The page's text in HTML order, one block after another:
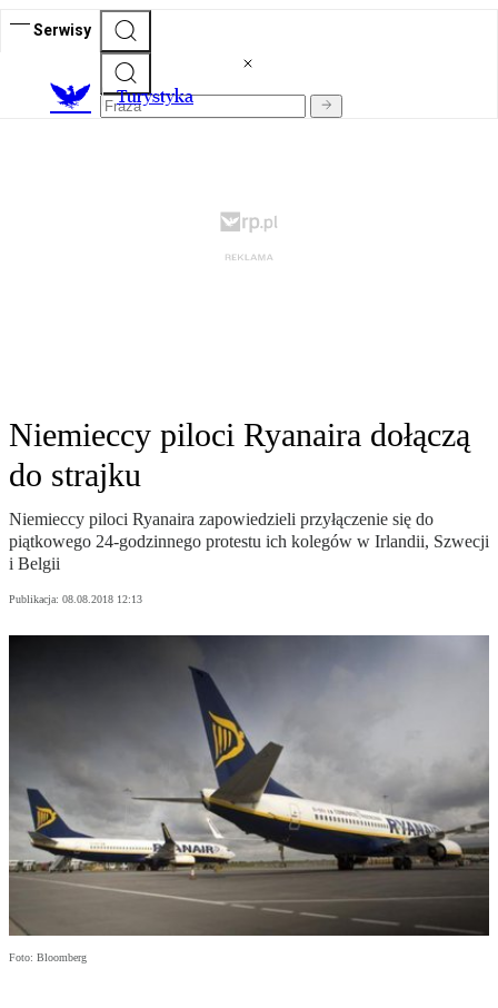
Serwisy
Turystyka
Niemieccy piloci Ryanaira dołączą
do strajku
Niemieccy piloci Ryanaira zapowiedzieli przyłączenie się do
piątkowego 24-godzinnego protestu ich kolegów w Irlandii, Szwecji
i Belgii
Publikacja: 08.08.2018 12:13
Foto: Bloomberg